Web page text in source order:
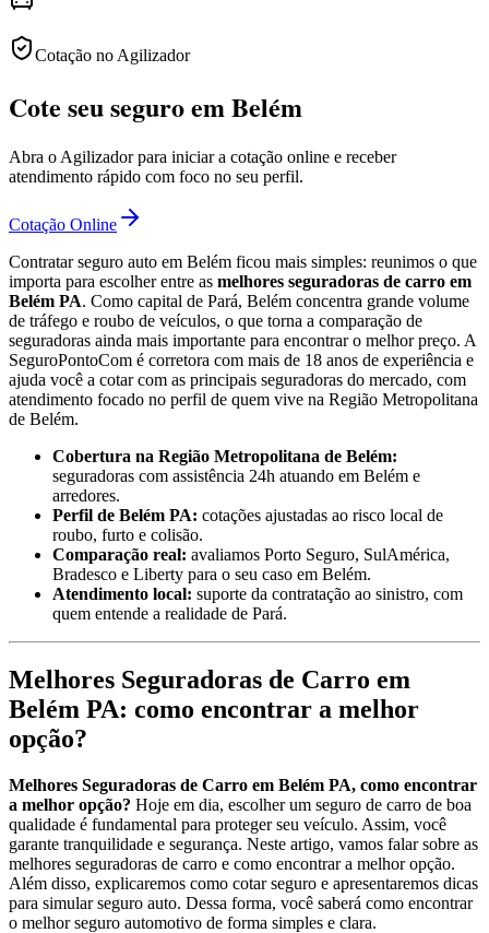
Cotação no Agilizador
Cote seu seguro em Belém
Abra o Agilizador para iniciar a cotação online e receber
atendimento rápido com foco no seu perfil.
Cotação Online
Contratar seguro auto em Belém ficou mais simples: reunimos o que
importa para escolher entre as melhores seguradoras de carro em
Belém PA. Como capital de Pará, Belém concentra grande volume
de tráfego e roubo de veículos, o que torna a comparação de
seguradoras ainda mais importante para encontrar o melhor preço. A
SeguroPontoCom é corretora com mais de 18 anos de experiência e
ajuda você a cotar com as principais seguradoras do mercado, com
atendimento focado no perfil de quem vive na Região Metropolitana
de Belém.
Cobertura na Região Metropolitana de Belém:
seguradoras com assistência 24h atuando em Belém e
arredores.
Perfil de Belém PA: cotações ajustadas ao risco local de
roubo, furto e colisão.
Comparação real: avaliamos Porto Seguro, SulAmérica,
Bradesco e Liberty para o seu caso em Belém.
Atendimento local: suporte da contratação ao sinistro, com
quem entende a realidade de Pará.
Melhores Seguradoras de Carro em
Belém PA: como encontrar a melhor
opção?
Melhores Seguradoras de Carro em Belém PA, como encontrar
a melhor opção? Hoje em dia, escolher um seguro de carro de boa
qualidade é fundamental para proteger seu veículo. Assim, você
garante tranquilidade e segurança. Neste artigo, vamos falar sobre as
melhores seguradoras de carro e como encontrar a melhor opção.
Além disso, explicaremos como cotar seguro e apresentaremos dicas
para simular seguro auto. Dessa forma, você saberá como encontrar
o melhor seguro automotivo de forma simples e clara.